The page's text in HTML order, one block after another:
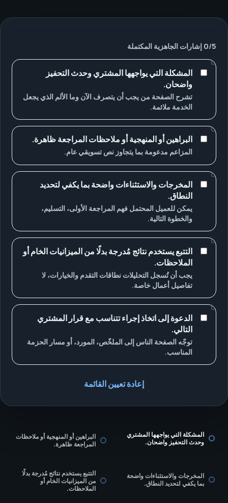
0/5 إشارات الجاهزية المكتملة
المشكلة التي يواجهها المشتري وحدث التحفيز
واضحان.
تشرح الصفحة من يجب أن يتصرف الآن وما الألم الذي يجعل
الخدمة ملائمة.
البراهين أو المنهجية أو ملاحظات المراجعة ظاهرة.
المزاعم مدعومة بما يتجاوز نص تسويقي عام.
المخرجات والاستثناءات واضحة بما يكفي لتحديد
النطاق.
يمكن للعميل المحتمل فهم المراجعة الأولى، التسليم،
والخطوة التالية.
التتبع يستخدم نتائج مُدرجة بدلًا من الميزانيات الخام أو
الملاحظات.
يجب أن تُسجل التحليلات نطاقات التقدم والخيارات، لا
تفاصيل أعمال خاصة.
الدعوة إلى اتخاذ إجراء تتناسب مع قرار المشتري
التالي.
توجّه الصفحة الناس إلى الملخّص، المورد، أو مسار الحزمة
المناسب.
إعادة تعيين القائمة
المشكلة التي يواجهها المشتري
وحدث التحفيز واضحان.
البراهين أو المنهجية أو ملاحظات
المراجعة ظاهرة.
المخرجات والاستثناءات واضحة
بما يكفي لتحديد النطاق.
التتبع يستخدم نتائج مُدرجة بدلًا
من الميزانيات الخام أو
الملاحظات.